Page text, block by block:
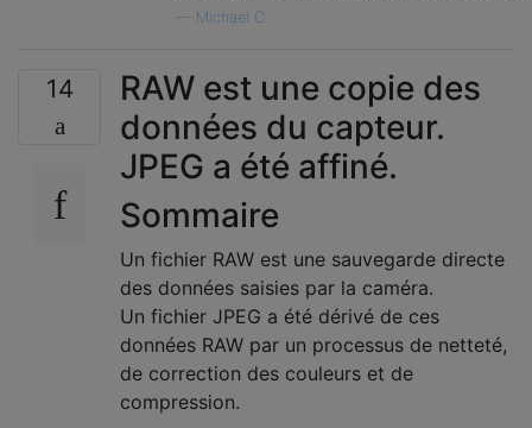
Michael C
14
RAW est une copie des
données du capteur.
JPEG a été affiné.
Sommaire
Un fichier RAW est une sauvegarde directe
des données saisies par la caméra.
Un fichier JPEG a été dérivé de ces
données RAW par un processus de netteté,
de correction des couleurs et de
compression.